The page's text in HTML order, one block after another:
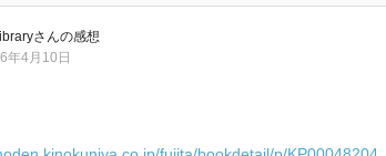
さんの感想
年4月10日